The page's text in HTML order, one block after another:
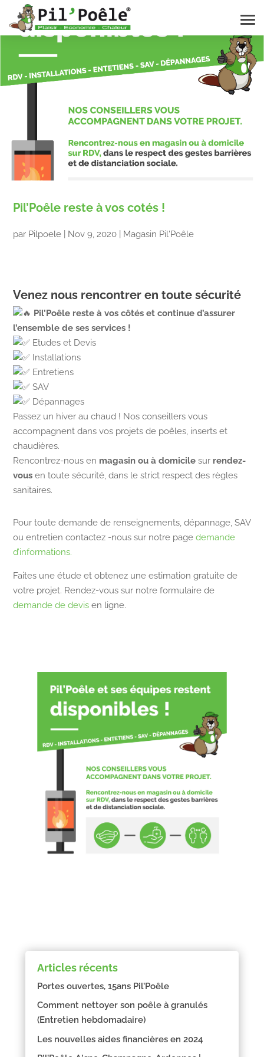
Pil’Poêle reste à vos cotés !
par Pilpoele Nov 9, 2020 Magasin Pil'Poêle
Venez nous rencontrer en toute sécurité
Pil’Poêle reste à vos côtés et continue d’assurer
l’ensemble de ses services !
Etudes et Devis
Installations
Entretiens
SAV
Dépannages
Passez un hiver au chaud ! Nos conseillers vous
accompagnent dans vos projets de poêles, inserts et
chaudières.
Rencontrez-nous en magasin ou à domicile sur rendez-
vous en toute sécurité, dans le strict respect des règles
sanitaires.
Pour toute demande de renseignements, dépannage, SAV
ou entretien contactez -nous sur notre pagedemande
d’informations.
Faites une étude et obtenez une estimation gratuite de
votre projet. Rendez-vous sur notre formulaire de
demande de devis en ligne.
Articles récents
Portes ouvertes, 15ans Pil’Poêle
Comment nettoyer son poêle à granulés
(Entretien hebdomadaire)
Les nouvelles aides financières en 2024